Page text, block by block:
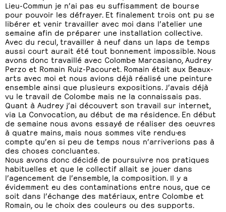
Lieu-Commun je n’ai pas eu suffisamment de bourse
pour pouvoir les défrayer. Et finalement trois ont pu se
libérer et venir travailler avec moi dans l’atelier une
semaine afin de préparer une installation collective.
Avec du recul, travailler à neuf dans un laps de temps
aussi court aurait été tout bonnement impossible. Nous
avons donc travaillé avec Colombe Marcasiano, Audrey
Perzo et Romain Ruiz-Pacouret. Romain était aux Beaux-
arts avec moi et nous avions déjà réalisé une peinture
ensemble ainsi que plusieurs expositions. J’avais déjà
vu le travail de Colombe mais ne la connaissais pas.
Quant à Audrey j’ai découvert son travail sur internet,
via La Convocation, au début de ma résidence. En début
de semaine nous avons essayé de réaliser des oeuvres
à quatre mains, mais nous sommes vite rendu·es
compte qu’en si peu de temps nous n’arriverions pas à
des choses concluantes.
Nous avons donc décidé de poursuivre nos pratiques
habituelles et que le collectif allait se jouer dans
l’agencement de l’ensemble, la composition. Il y a
évidemment eu des contaminations entre nous, que ce
soit dans l’échange des matériaux, entre Colombe et
Romain, ou le choix des couleurs ou des supports.